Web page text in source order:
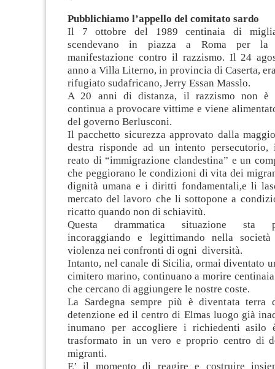
Pubblichiamo l’appello del comitato sardo
Il 7 ottobre del 1989 centinaia di
scendevano in piazza a Roma per la
manifestazione contro il razzismo. Il 24
anno a Villa Literno, in provincia di Caserta,
rifugiato sudafricano, Jerry Essan Masslo.
A 20 anni di distanza, il razzismo non è
continua a provocare vittime e viene
del governo Berlusconi.
Il pacchetto sicurezza approvato dalla
destra risponde ad un intento persecutorio,
reato di “immigrazione clandestina” e un
che peggiorano le condizioni di vita dei
dignità umana e i diritti fondamentali,e li
mercato del lavoro che li sottopone a
ricatto quando non di schiavitù.
Questa drammatica situazione sta
incoraggiando e legittimando nella
violenza nei confronti di ogni diversità.
Intanto, nel canale di Sicilia, ormai diventato
cimitero marino, continuano a morire
che cercano di aggiungere le nostre coste.
La Sardegna sempre più è diventata
detenzione ed il centro di Elmas luogo già
inumano per accogliere i richiedenti
trasformato in un vero e proprio centro di
migranti.
E’ il momento di reagire e costruire